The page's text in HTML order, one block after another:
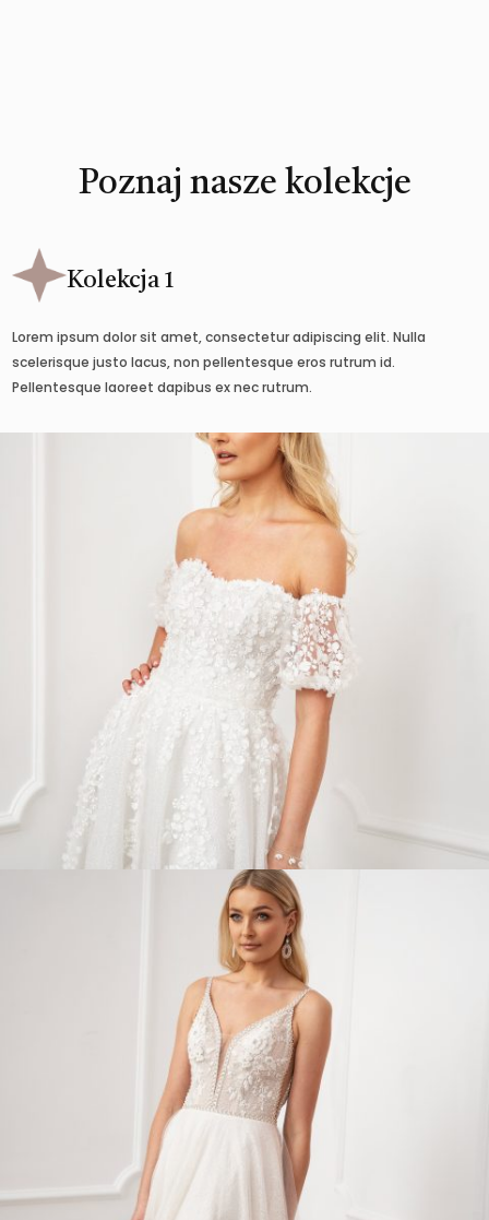
Poznaj nasze kolekcje
Kolekcja 1
Lorem ipsum dolor sit amet, consectetur adipiscing elit. Nulla
scelerisque justo lacus, non pellentesque eros rutrum id.
Pellentesque laoreet dapibus ex nec rutrum.